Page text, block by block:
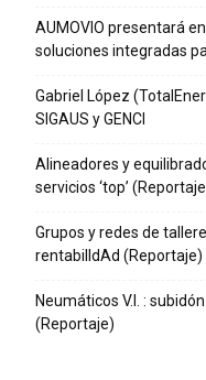
AUMOVIO presentará
soluciones integradas
Gabriel López
SIGAUS y GENCI
Alineadores y
servicios ‘top’
Grupos y redes de
rentabilIdAd (Reportaje)
Neumáticos V.I. :
(Reportaje)